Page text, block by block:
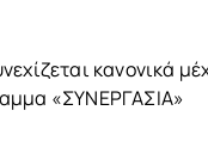
κανονικά
«ΣΥΝΕΡΓΑΣΙΑ»